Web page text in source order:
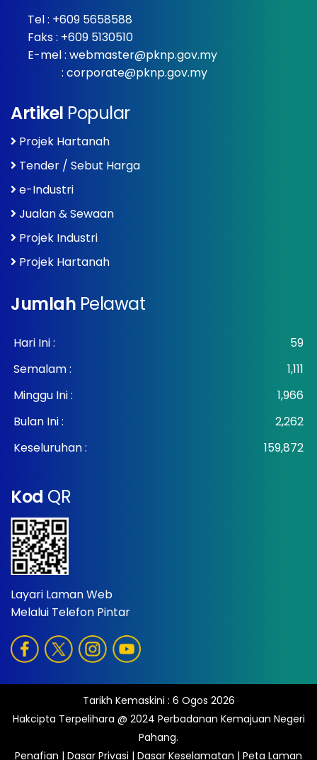
Tel : +609 5658588
Faks : +609 5130510
E-mel : webmaster@pknp.gov.my
: corporate@pknp.gov.my
Artikel Popular
Projek Hartanah
Tender / Sebut Harga
e-Industri
Jualan & Sewaan
Projek Industri
Projek Hartanah
Jumlah Pelawat
Hari Ini :
59
Semalam :
1,111
Minggu Ini :
1,966
Bulan Ini :
2,262
Keseluruhan :
159,872
Kod QR
Layari Laman Web
Melalui Telefon Pintar
Tarikh Kemaskini : 6 Ogos 2026
Hakcipta Terpelihara @ 2024 Perbadanan Kemajuan Negeri
Pahang.
Penafian | Dasar Privasi | Dasar Keselamatan | Peta Laman